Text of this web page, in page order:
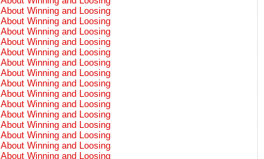
About Winning and Loosing
About Winning and Loosing
About Winning and Loosing
About Winning and Loosing
About Winning and Loosing
About Winning and Loosing
About Winning and Loosing
About Winning and Loosing
About Winning and Loosing
About Winning and Loosing
About Winning and Loosing
About Winning and Loosing
About Winning and Loosing
About Winning and Loosing
About Winning and Loosing